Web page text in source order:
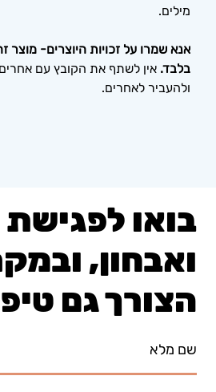
מילים.
אנא שמרו על זכויות היוצרים- מוצר
בלבד. אין לשתף את הקובץ עם
ולהעביר לאחרים.
בואו
ואבחון,
הצורך גם